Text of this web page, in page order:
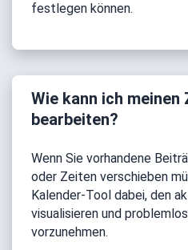
festlegen können.
Wie kann ich meinen
bearbeiten?
Wenn Sie vorhandene
oder Zeiten verschieben
Kalender-Tool dabei, den
visualisieren und
vorzunehmen.